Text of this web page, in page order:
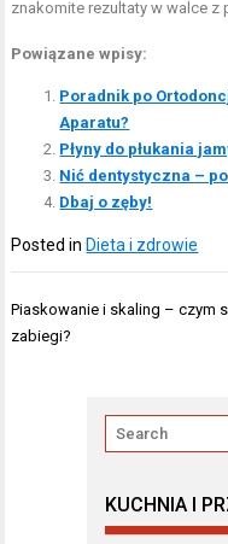
znakomite rezultaty w walce z
Powiązane wpisy:
Poradnik po
Aparatu?
Płyny do płukania
Nić dentystyczna –
Dbaj o zęby!
Posted in Dieta i zdrowie
Nawigacja
wpisu
Piaskowanie i skaling – czym
zabiegi?
KUCHNIA I